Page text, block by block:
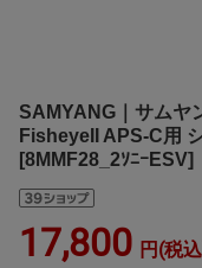
SAMYANG｜サムヤ
FisheyeII APS-C用
[8MMF28_2ｿﾆｰESV]
17,800 円(税